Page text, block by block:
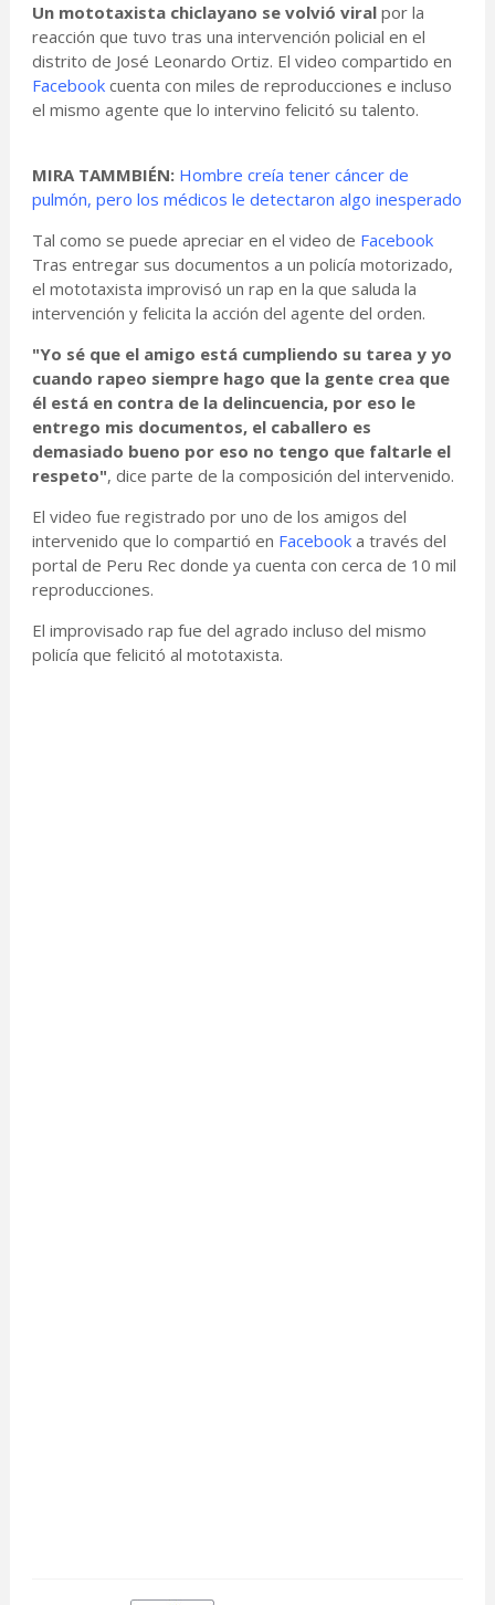
Un mototaxista chiclayano se volvió viralpor la
reacción que tuvo tras una intervención policial en el
distrito de José Leonardo Ortiz. El video compartido en
Facebookcuenta con miles de reproducciones e incluso
el mismo agente que lo intervino felicitó su talento.
MIRA TAMMBIÉN: Hombre creía tener cáncer de
pulmón, pero los médicos le detectaron algo inesperado
Tal como se puede apreciar en el video de Facebook
Tras entregar sus documentos a un policía motorizado,
el mototaxista improvisó un rap en la que saluda la
intervención y felicita la acción del agente del orden.
"Yo sé que el amigo está cumpliendo su tarea y yo
cuando rapeo siempre hago que la gente crea que
él está en contra de la delincuencia, por eso le
entrego mis documentos, el caballero es
demasiado bueno por eso no tengo que faltarle el
respeto", dice parte de la composición del intervenido.
El video fue registrado por uno de los amigos del
intervenido que lo compartió en Facebooka través del
portal de Peru Rec donde ya cuenta con cerca de 10 mil
reproducciones.
El improvisado rap fue del agrado incluso del mismo
policía que felicitó al mototaxista.